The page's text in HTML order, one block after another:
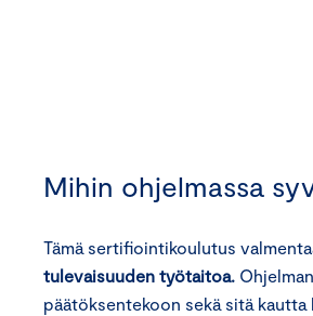
Mihin ohjelmassa
Tämä sertifiointikoulutus
tulevaisuuden työtaitoa.
päätöksentekoon sekä sitä